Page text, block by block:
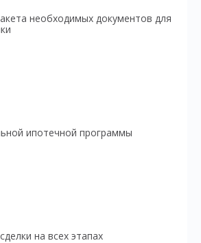
необходимых документов для
ипотечной программы
на всех этапах